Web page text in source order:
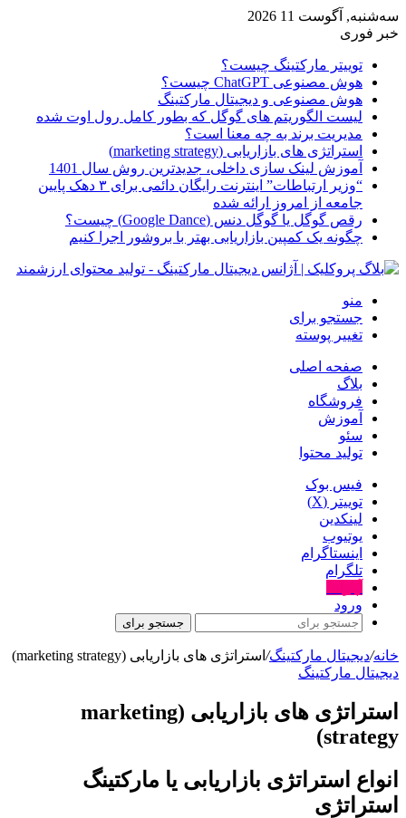
سه‌شنبه, آگوست 11 2026
خبر فوری
توییتر مارکتینگ چیست؟
هوش مصنوعی ChatGPT چیست؟
هوش مصنوعی و دیجیتال مارکتینگ
لیست الگوریتم های گوگل که بطور کامل رول اوت شده
مدیریت برند به چه معنا است؟
استراتژی های بازاریابی (marketing strategy)
آموزش لینک سازی داخلی، جدیدترین روش سال 1401
“وزیر ارتباطات” اینترنت رایگان دائمی برای ۳ دهک پایین
جامعه از امروز ارائه شده
رقص گوگل یا گوگل دنس (Google Dance) چیست؟
چگونه یک کمپین بازاریابی بهتر با بروشور اجرا کنیم
منو
جستجو برای
تغییر پوسته
صفحه اصلی
بلاگ
فروشگاه
آموزش
سئو
تولید محتوا
فیس بوک
توییتر (X)
لینکدین
یوتیوب
اینستاگرام
تلگرام
ورود
جستجو برای
خانه/دیجیتال مارکتینگ/ استراتژی های بازاریابی (marketing strategy)
دیجیتال مارکتینگ
استراتژی های بازاریابی (marketing
strategy)
انواع استراتژی بازاریابی یا مارکتینگ
استراتژی